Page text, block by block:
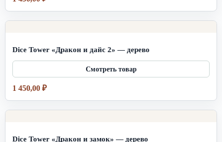
Dice Tower «Дракон и дайс 2» — дерево
1 450,00 ₽
Dice Tower «Дракон и замок» — дерево